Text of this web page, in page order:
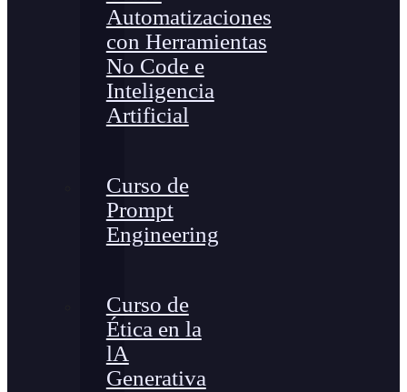
Automatizaciones
con Herramientas
No Code e
Inteligencia
Artificial
Curso de
Prompt
Engineering
Curso de
Ética en la
lA
Generativa